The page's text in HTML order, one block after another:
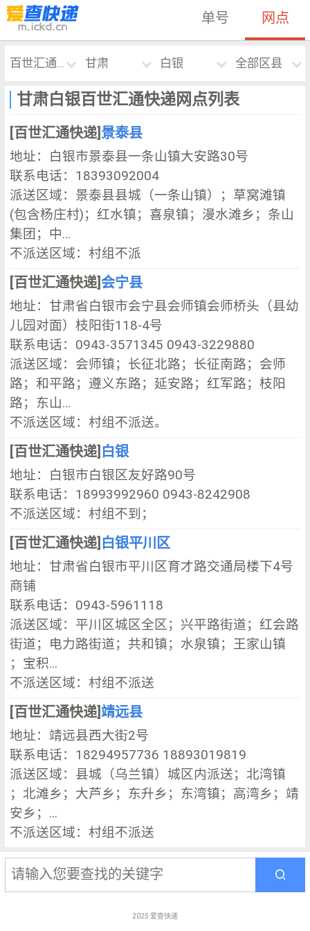
单号 网点
百世汇通快递 甘肃 白银 全部区县
甘肃白银百世汇通快递网点列表
[百世汇通快递]景泰县
地址：白银市景泰县一条山镇大安路30号
联系电话：18393092004
派送区域：景泰县县城（一条山镇）；草窝滩镇
(包含杨庄村)；红水镇；喜泉镇；漫水滩乡；条山
集团；中...
不派送区域：村组不派
[百世汇通快递]会宁县
地址：甘肃省白银市会宁县会师镇会师桥头（县幼
儿园对面）枝阳街118-4号
联系电话：0943-3571345 0943-3229880
派送区域：会师镇；长征北路；长征南路；会师
路；和平路；遵义东路；延安路；红军路；枝阳
路；东山...
不派送区域：村组不派送。
[百世汇通快递] 白银
地址：白银市白银区友好路90号
联系电话：18993992960 0943-8242908
不派送区域：村组不到；
[百世汇通快递] 白银平川区
地址：甘肃省白银市平川区育才路交通局楼下4号
商铺
联系电话：0943-5961118
派送区域：平川区城区全区；兴平路街道；红会路
街道；电力路街道；共和镇；水泉镇；王家山镇
；宝积...
不派送区域：村组不派送
[百世汇通快递]靖远县
地址：靖远县西大街2号
联系电话：18294957736 18893019819
派送区域：县城（乌兰镇）城区内派送；北湾镇
；北滩乡；大芦乡；东升乡；东湾镇；高湾乡；靖
安乡；...
不派送区域：村组不派送
2025 爱查快递